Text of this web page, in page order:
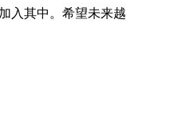
入其中。希望未来越